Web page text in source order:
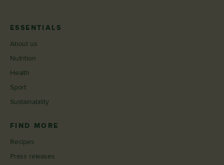
ESSENTIALS
About us
Nutrition
Health
Sport
Sustainability
FIND MORE
Recipes
Press releases